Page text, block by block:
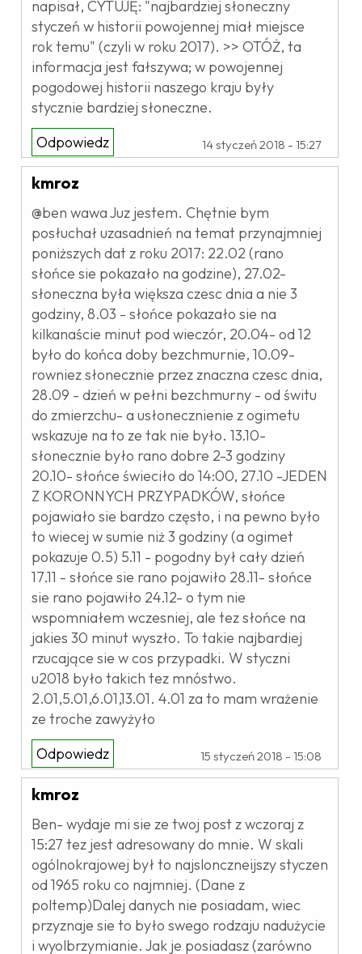
napisał, CYTUJĘ: "najbardziej słoneczny
styczeń w historii powojennej miał miejsce
rok temu" (czyli w roku 2017). >> OTÓŻ, ta
informacja jest fałszywa; w powojennej
pogodowej historii naszego kraju były
stycznie bardziej słoneczne.
14 styczeń 2018 - 15:27
Odpowiedz
kmroz
@ben wawa Juz jestem. Chętnie bym
posłuchał uzasadnień na temat przynajmniej
poniższych dat z roku 2017: 22.02 (rano
słońce sie pokazało na godzine), 27.02-
słoneczna była większa czesc dnia a nie 3
godziny, 8.03 - słońce pokazało sie na
kilkanaście minut pod wieczór, 20.04- od 12
było do końca doby bezchmurnie, 10.09-
rowniez słonecznie przez znaczna czesc dnia,
28.09 - dzień w pełni bezchmurny - od świtu
do zmierzchu- a usłonecznienie z ogimetu
wskazuje na to ze tak nie było. 13.10-
słonecznie było rano dobre 2-3 godziny
20.10- słońce świeciło do 14:00, 27.10 -JEDEN
Z KORONNYCH PRZYPADKÓW, słońce
pojawiało sie bardzo często, i na pewno było
to wiecej w sumie niż 3 godziny (a ogimet
pokazuje 0.5) 5.11 - pogodny był cały dzień
17.11 - słońce sie rano pojawiło 28.11- słońce
sie rano pojawiło 24.12- o tym nie
wspomniałem wczesniej, ale tez słońce na
jakies 30 minut wyszło. To takie najbardiej
rzucające sie w cos przypadki. W styczni
u2018 było takich tez mnóstwo.
2.01,5.01,6.01,13.01. 4.01 za to mam wrażenie
ze troche zawyżyło
15 styczeń 2018 - 15:08
Odpowiedz
kmroz
Ben- wydaje mi sie ze twoj post z wczoraj z
15:27 tez jest adresowany do mnie. W skali
ogólnokrajowej był to najslonczneijszy styczen
od 1965 roku co najmniej. (Dane z
poltemp)Dalej danych nie posiadam, wiec
przyznaje sie to było swego rodzaju nadużycie
i wyolbrzymianie. Jak je posiadasz (zarówno